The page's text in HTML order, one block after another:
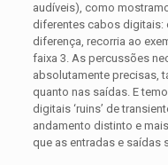
audíveis), como
diferentes cabos digitais:
diferença, recorria ao
faixa 3. As percussões
absolutamente precisas,
quanto nas saídas. E
digitais ‘ruins’ de
andamento distinto e
que as entradas e saídas